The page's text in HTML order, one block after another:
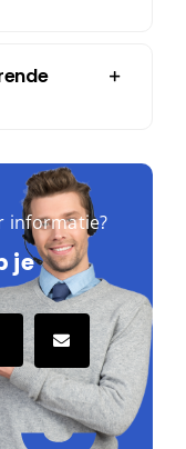
informatie?
je